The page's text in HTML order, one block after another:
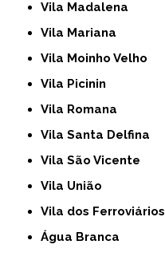
Vila Madalena
Vila Mariana
Vila Moinho Velho
Vila Picinin
Vila Romana
Vila Santa Delfina
Vila São Vicente
Vila União
Vila dos Ferroviários
Água Branca